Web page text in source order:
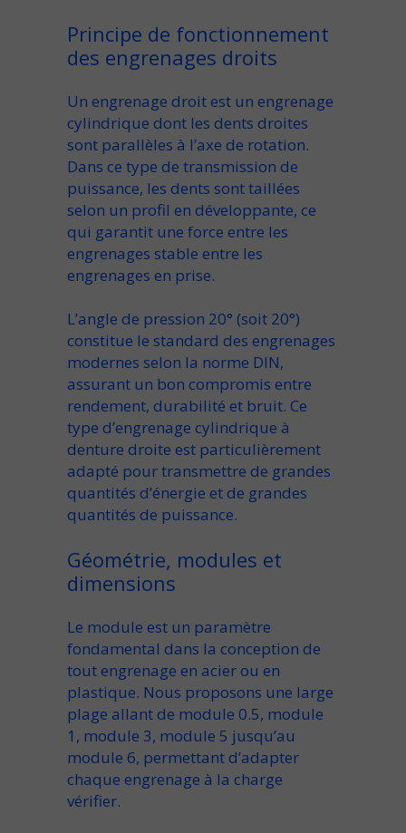
Principe de fonctionnement
des engrenages droits
Un engrenage droitest un engrenage
cylindrique dont les dents droites
sont parallèles à l’axe de rotation.
Dans ce type de transmission de
puissance, les dents sont taillées
selon un profil en développante, ce
qui garantit une force entre les
engrenages stable entre les
engrenages en prise.
L’angle de pression 20° (soit 20°)
constitue le standard des engrenages
modernes selon la norme DIN,
assurant un bon compromis entre
rendement, durabilité et bruit. Ce
type d’engrenage cylindrique à
denture droite est particulièrement
adapté pourtransmettre de grandes
quantités d’énergie et de grandes
quantités de puissance.
Géométrie, modules et
dimensions
Le module est un paramètre
fondamental dans la conception de
toutengrenage en acierou en
plastique. Nous proposons une large
plage allant de module 0.5, module
1 , module 3, module 5 jusqu’au
module 6, permettant d’adapter
chaque engrenage à la charge
vérifier.